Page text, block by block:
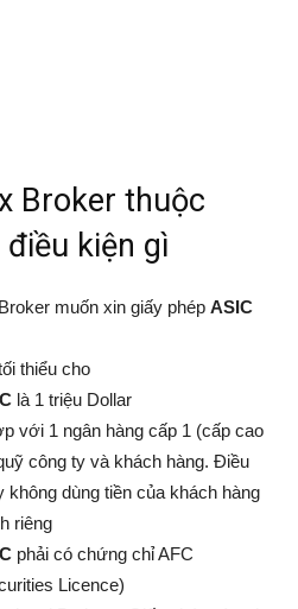
Broker thuộc
kiện gì
muốn xin giấy phép ASIC
thiểu cho
là 1 triệu Dollar
với 1 ngân hàng cấp 1 (cấp cao
công ty và khách hàng. Điều
không dùng tiền của khách hàng
riêng
phải có chứng chỉ AFC
Licence)